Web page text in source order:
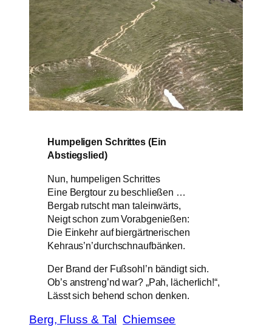
Humpeligen Schrittes (Ein
Abstiegslied)
Nun, humpeligen Schrittes
Eine Bergtour zu beschließen …
Bergab rutscht man taleinwärts,
Neigt schon zum Vorabgenießen:
Die Einkehr auf biergärtnerischen
Kehraus’n’durchschnaufbänken.
Der Brand der Fußsohl’n bändigt sich.
Ob’s anstreng’nd war? „Pah, lächerlich!“,
Lässt sich behend schon denken.
Berg, Fluss & Tal
Chiemsee